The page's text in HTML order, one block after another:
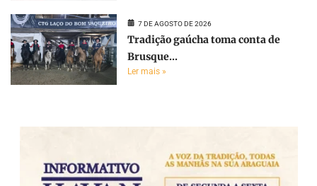
7 DE AGOSTO DE 2026
Tradição gaúcha toma conta de
Brusque...
Ler mais »